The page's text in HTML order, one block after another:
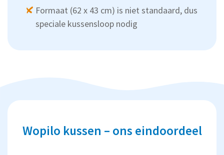
Formaat (62 x 43 cm) is niet standaard, dus
speciale kussensloop nodig
Wopilo kussen – ons eindoordeel